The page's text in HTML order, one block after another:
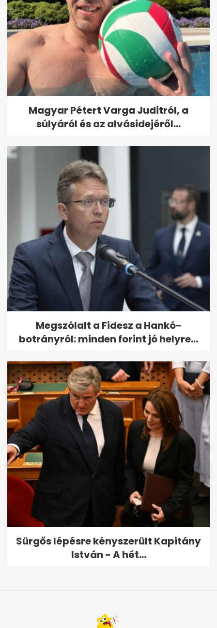
Magyar Pétert Varga Juditról, a
súlyáról és az alvásidejéről...
Megszólalt a Fidesz a Hankó-
botrányról: minden forint jó helyre...
Sürgős lépésre kényszerült Kapitány
István - A hét...